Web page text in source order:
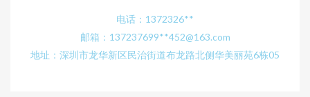
电话：1372326**
邮箱：137237699**452@163.com
地址：深圳市龙华新区民治街道布龙路北侧华美丽苑6栋05